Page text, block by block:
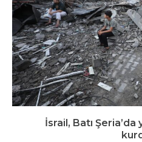
İsrail, Batı